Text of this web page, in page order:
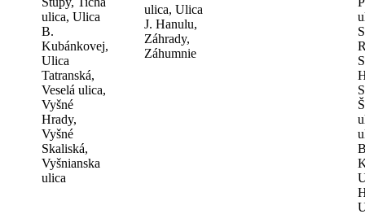
ulica, Ulica
B.
Kubánkovej,
Ulica
Tatranská,
Veselá ulica,
Vyšné
Hrady,
Vyšné
Skaliská,
Vyšnianska
ulica
ulica, Ulica
J. Hanulu,
Záhrady,
Záhumnie